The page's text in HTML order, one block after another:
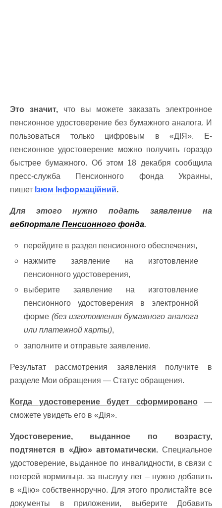
Это значит,что вы можете заказать электронное
пенсионное удостоверение без бумажного аналога. И
пользоваться только цифровым в «ДІЯ». Е-
пенсионное удостоверение можно получить гораздо
быстрее бумажного. Об этом 18 декабря сообщила
пресс-служба Пенсионного фонда Украины,
пишет Ізюм Інформаційний.
Для этого нужно подать заявление на
вебпортале Пенсионного фонда.
перейдите в раздел пенсионного обеспечения,
нажмите заявление на изготовление
пенсионного удостоверения,
выберите заявление на изготовление
пенсионного удостоверения в электронной
форме (без изготовления бумажного аналога
или платежной карты),
заполните и отправьте заявление.
Результат рассмотрения заявления получите в
разделе Мои обращения — Статус обращения.
Когда удостоверение будет сформировано—
сможете увидеть его в «Дія».
Удостоверение, выданное по возрасту,
подтянется в «Дію» автоматически.Специальное
удостоверение, выданное по инвалидности, в связи с
потерей кормильца, за выслугу лет – нужно добавить
в «Дію» собственноручно. Для этого пролистайте все
документы в приложении, выберите Добавить